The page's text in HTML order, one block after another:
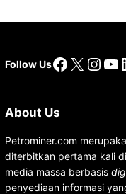
Follow Us X
About Us
Petrominer.com
diterbitkan pertama kali
media massa berbasis
penyediaan informasi